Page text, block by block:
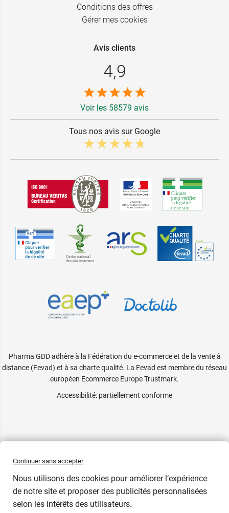
Conditions des offres
Gérer mes cookies
Avis clients
4,9
Voir les 58579 avis
Tous nos avis sur Google
Pharma GDD adhère à la Fédération du e-commerce et de la vente à
distance (Fevad) et à sa charte qualité. La Fevad est membre du réseau
européen Ecommerce Europe Trustmark.
Accessibilité: partiellement conforme
Continuer sans accepter
Nous utilisons des cookies pour améliorer l’expérience
de notre site et proposer des publicités personnalisées
selon les intérêts des utilisateurs.